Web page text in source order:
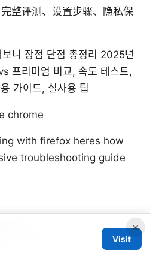
整评测、设置步骤、隐私保
니 장점 단점 총정리 2025년
프리미엄 비교, 속도 테스트,
가이드, 실사용 팁
chrome
with firefox heres how
troubleshooting guide
×
Visit